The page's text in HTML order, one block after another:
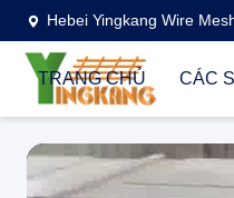
Hebei Yingkang Wire
TRANG CHỦ CÁC